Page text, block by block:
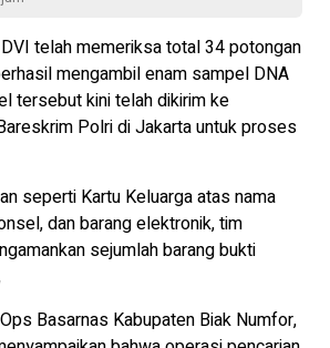
telah memeriksa total 34 potongan
mengambil enam sampel DNA
tersebut kini telah dikirim ke
Polri di Jakarta untuk proses
seperti Kartu Keluarga atas nama
dan barang elektronik, tim
sejumlah barang bukti
Basarnas Kabupaten Biak Numfor,